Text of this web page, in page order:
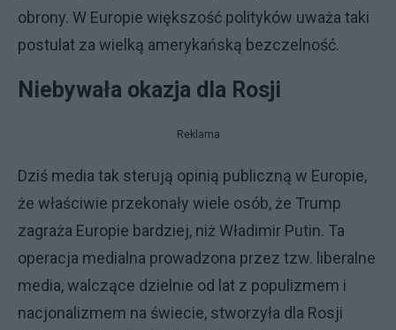
obrony. W Europie większość polityków uważa taki
postulat za wielką amerykańską bezczelność.
Niebywała okazja dla Rosji
Reklama
Dziś media tak sterują opinią publiczną w Europie,
że właściwie przekonały wiele osób, że Trump
zagraża Europie bardziej, niż Władimir Putin. Ta
operacja medialna prowadzona przez tzw. liberalne
media, walczące dzielnie od lat z populizmem i
nacjonalizmem na świecie, stworzyła dla Rosji